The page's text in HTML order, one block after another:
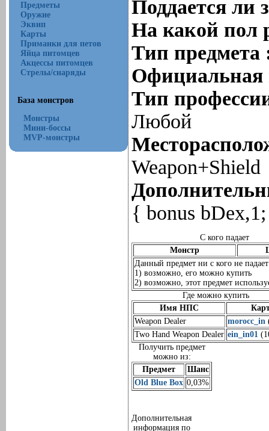
Предметы
Оружие
Эквип
Карты
Приманки для петов
Яйца питомцев
Акцессы питомцев
Стрелы/снаряды
База монстров
Монстры
Мини-боссы
MVP-монстры
Поддается ли
На какой пол
Тип
Тип
Любой
Weapon+Shield
{ bonus
С кого падает
Монстр
Данный предмет ни с кого не падает
1) возможно, его можно купить
2) возможно, этот предмет
Где можно купить
Имя НПС
Weapon Dealer
morocc_in
Two Hand Weapon Dealer ein_in01
Получить предмет
можно из:
Предмет
Шанс
Old Blue Box 0,03%
Дополнительная
информация по